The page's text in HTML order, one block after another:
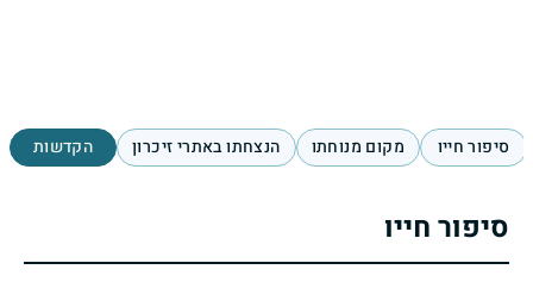
סיפור חייו מקום מנוחתו הנצחתו באתרי זיכרון הקדשות
סיפור חייו